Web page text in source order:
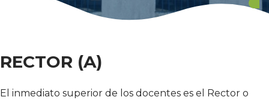
RECTOR (A)
El inmediato superior de los docentes es el Rector o